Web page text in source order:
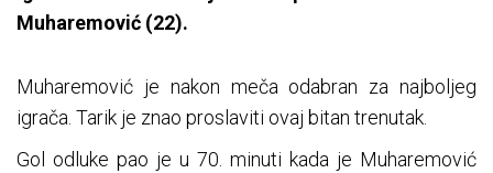
Muharemović (22).
Muharemović je nakon meča odabran za najboljeg
igrača. Tarik je znao proslaviti ovaj bitan trenutak.
Gol odluke pao je u 70. minuti kada je Muharemović